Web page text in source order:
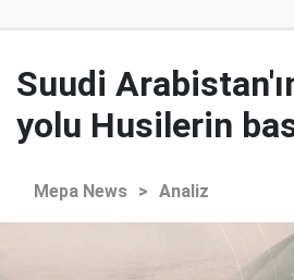
Suudi
yolu Husilerin
Mepa News > Analiz